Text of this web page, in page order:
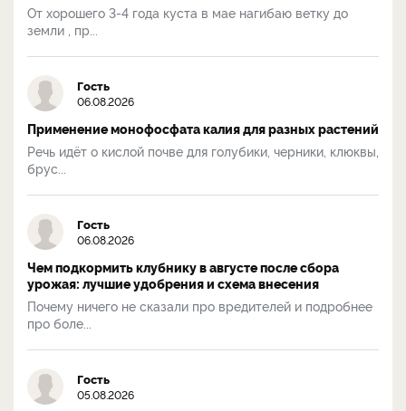
От хорошего 3-4 года куста в мае нагибаю ветку до
земли , пр...
Гость
06.08.2026
Применение монофосфата калия для разных растений
Речь идёт о кислой почве для голубики, черники, клюквы,
брус...
Гость
06.08.2026
Чем подкормить клубнику в августе после сбора
урожая: лучшие удобрения и схема внесения
Почему ничего не сказали про вредителей и подробнее
про боле...
Гость
05.08.2026